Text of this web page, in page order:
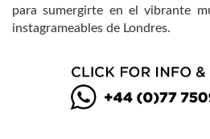
para sumergirte en el vibrante
instagrameables de Londres.